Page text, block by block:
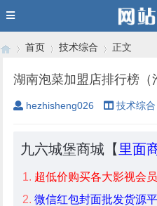
›
首页
›
技术综合 正文
湖南泡菜加盟店排行榜（
hezhisheng026 技术综合
九六城堡商城【 里面
超低价购买各大影视会
微信红包封面批发货源